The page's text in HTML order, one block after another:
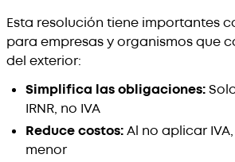
Esta resolución tiene importantes
para empresas y organismos que
del exterior:
Simplifica las obligaciones:
IRNR, no IVA
Reduce costos:Al no aplicar
menor